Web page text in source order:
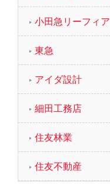
小田急リーフィア
東急
アイダ設計
細田工務店
住友林業
住友不動産